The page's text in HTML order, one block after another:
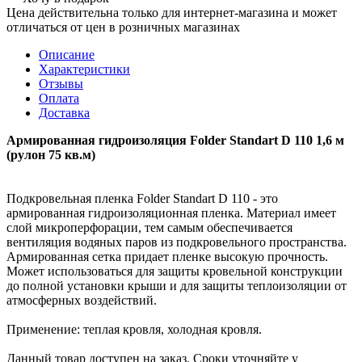
Цена действительна только для интернет-магазина и может
отличаться от цен в розничных магазинах
Описание
Характеристики
Отзывы
Оплата
Доставка
Армированная гидроизоляция Folder Standart D 110 1,6 м
(рулон 75 кв.м)
Подкровельная пленка Folder Standart D 110 - это
армированная гидроизоляционная пленка. Материал имеет
слой микроперфорации, тем самым обеспечивается
вентиляция водяных паров из подкровельного пространства.
Армированная сетка придает пленке высокую прочность.
Может использоваться для защиты кровельной конструкции
до полной установки крыши и для защиты теплоизоляции от
атмосферных воздействий.
Применение: теплая кровля, холодная кровля.
Данный товар доступен на заказ. Сроки уточняйте у